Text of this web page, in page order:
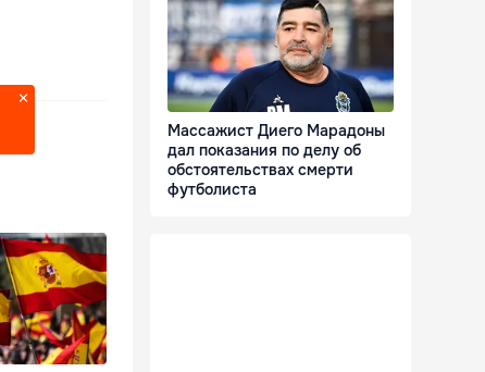
Массажист Диего Марадоны
дал показания по делу об
обстоятельствах смерти
футболиста